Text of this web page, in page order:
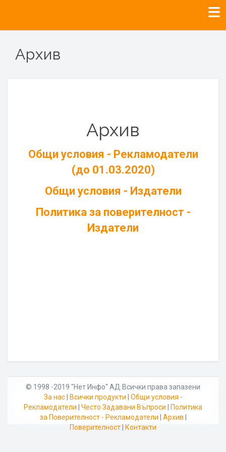
Архив
Архив
Общи условия - Рекламодатели
(до 01.03.2020)
Общи условия - Издатели
Политика за поверителност -
Издатели
© 1998 -2019 "Нет Инфо" АД Всички права запазени
За нас| Всички продукти
Общи условия -
Рекламодатели
Често Задавани Въпроси
Политика
за Поверителност - Рекламодатели
Архив
Поверителност
Контакти